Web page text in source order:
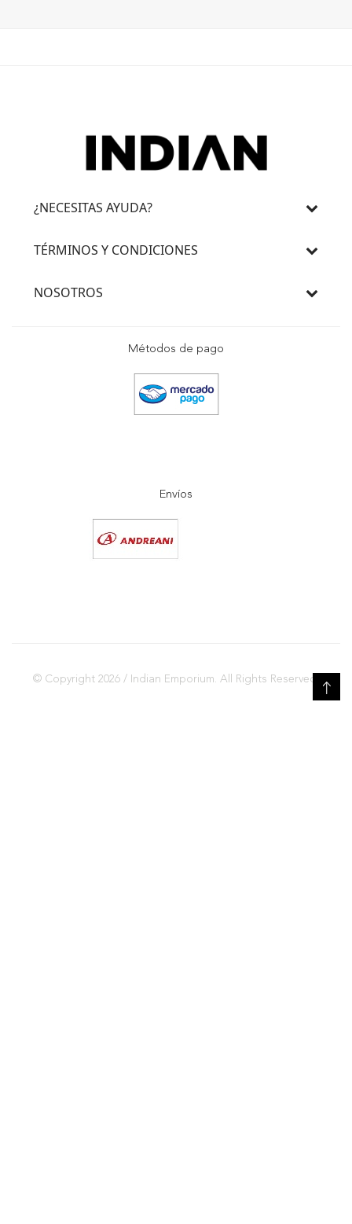
¿NECESITAS AYUDA?
TÉRMINOS Y CONDICIONES
NOSOTROS
Métodos de pago
Envíos
© Copyright 2026 / Indian Emporium. All Rights Reserved.